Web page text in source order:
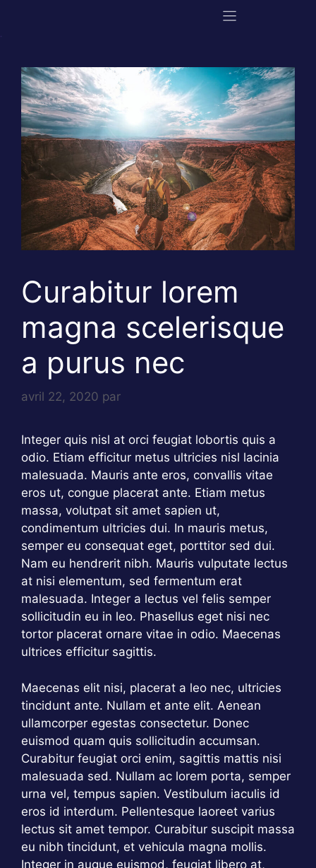
Curabitur lorem
magna scelerisque
a purus nec
avril 22, 2020 par
Integer quis nisl at orci feugiat lobortis quis a
odio. Etiam efficitur metus ultricies nisl lacinia
malesuada. Mauris ante eros, convallis vitae
eros ut, congue placerat ante. Etiam metus
massa, volutpat sit amet sapien ut,
condimentum ultricies dui. In mauris metus,
semper eu consequat eget, porttitor sed dui.
Nam eu hendrerit nibh. Mauris vulputate lectus
at nisi elementum, sed fermentum erat
malesuada. Integer a lectus vel felis semper
sollicitudin eu in leo. Phasellus eget nisi nec
tortor placerat ornare vitae in odio. Maecenas
ultrices efficitur sagittis.
Maecenas elit nisi, placerat a leo nec, ultricies
tincidunt ante. Nullam et ante elit. Aenean
ullamcorper egestas consectetur. Donec
euismod quam quis sollicitudin accumsan.
Curabitur feugiat orci enim, sagittis mattis nisi
malesuada sed. Nullam ac lorem porta, semper
urna vel, tempus sapien. Vestibulum iaculis id
eros id interdum. Pellentesque laoreet varius
lectus sit amet tempor. Curabitur suscipit massa
eu nibh tincidunt, et vehicula magna mollis.
Integer in augue euismod, feugiat libero at,